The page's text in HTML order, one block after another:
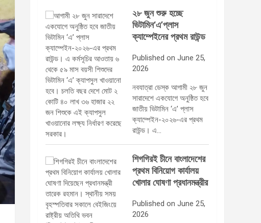
২৮ জুন শুরু হচ্ছে
ভিটামিন‘এ’প্লাস
ক্যাম্পেইনের প্রথম রাউন্ড
Published on June 25,
2026
নবযাত্রা ডেস্ক আগামী ২৮ জুন
সারাদেশে একযোগে অনুষ্ঠিত হবে
জাতীয় ভিটামিন ‘এ’ প্লাস
ক্যাম্পেইন-২০২৬-এর প্রথম
রাউন্ড। এ…
শিগগিরই চীনে বাংলাদেশের
প্রথম বিনিয়োগ কার্যালয়
খোলার ঘোষণা প্রধানমন্ত্রীর
Published on June 25,
2026